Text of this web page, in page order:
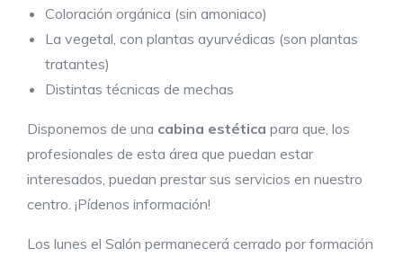
Coloración orgánica (sin amoniaco)
La vegetal, con plantas ayurvédicas (son plantas
tratantes)
Distintas técnicas de mechas
Disponemos de una cabina estética para que, los
profesionales de esta área que puedan estar
interesados, puedan prestar sus servicios en nuestro
centro. ¡Pídenos información!
Los lunes el Salón permanecerá cerrado por formación